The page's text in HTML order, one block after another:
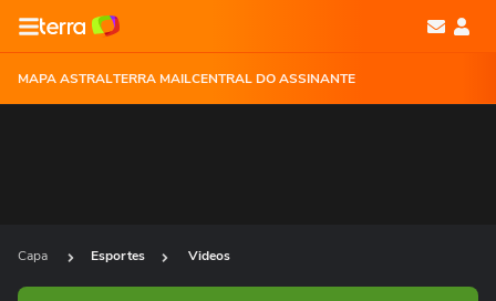
MAPA ASTRALTERRA MAILCENTRAL DO ASSINANTE
Capa Esportes Videos